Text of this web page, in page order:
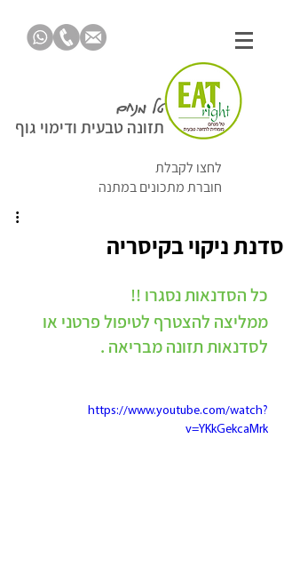
טל מנחם
תזונה טבעית ודימוי גוף
לחצו לקבלת
חוברת מתכונים במתנה
סדנת ניקוי בקיסריה
כל הסדנאות נסגרו !!
ממליצה להצטרף לטיפול פרטני או
לסדנאות תזונה מבריאה .
https://www.youtube.com/watch?
v=YKkGekcaMrk